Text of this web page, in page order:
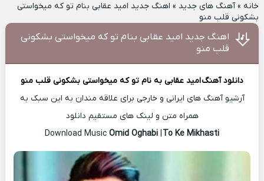
خانه»آهنگ های جدید » اهنگ جدید امید عقابی بنام تو که میخواستی
بشکونی قلب منو
اهنگ جدید امید عقابی بنام تو که میخواستی بشکونی
قلب منو
دانلود آهنگامید عقابی به نام تو که میخواستی بشکونی قلب منو
آرشیو آهنگ های ایرانی و خارجی برای علاقه مندان به این سبک به
همراه متن و لینک های مستقیم دانلود
Download Music
Omid Oghabi|To Ke Mikhasti